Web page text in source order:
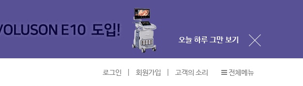
오늘 하루 그만 보기
로그인 회원가입 고객의 소리 전체메뉴